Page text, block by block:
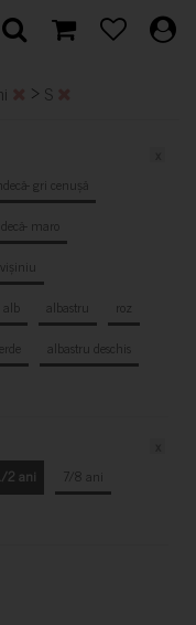
> S
gri cenușă
maro
alb albastru
roz
albastru deschis
2 ani
7/8 ani